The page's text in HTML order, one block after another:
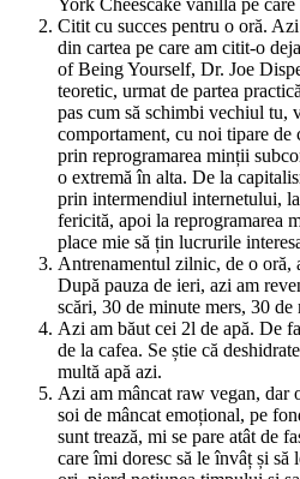
Citit cu succes pentru o oră.
din cartea pe care am citit-o
of Being Yourself, Dr. Joe
teoretic, urmat de partea
pas cum să schimbi vechiul tu,
comportament, cu noi tipare de
prin reprogramarea minții
o extremă în alta. De la
prin intermendiul internetului,
fericită, apoi la reprogramarea
place mie să țin lucrurile
Antrenamentul zilnic, de o oră,
După pauza de ieri, azi am
scări, 30 de minute mers, 30 de
Azi am băut cei 2l de apă. De
de la cafea. Se știe că
multă apă azi.
Azi am mâncat raw vegan, dar
soi de mâncat emoțional, pe
sunt trează, mi se pare atât de
care îmi doresc să le învâț și să